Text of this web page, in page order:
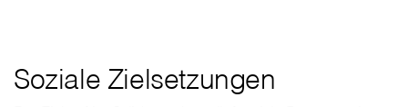
Soziale Zielsetzungen